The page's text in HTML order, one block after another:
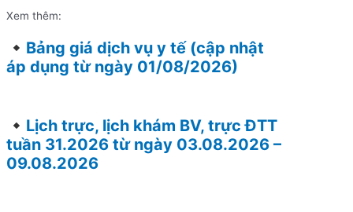
Xem thêm:
Bảng giá dịch vụ y tế (cập nhật
áp dụng từ ngày 01/08/2026)
Lịch trực, lịch khám BV, trực ĐTT
tuần 31.2026 từ ngày 03.08.2026 –
09.08.2026